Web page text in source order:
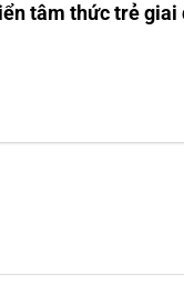
tâm thức trẻ